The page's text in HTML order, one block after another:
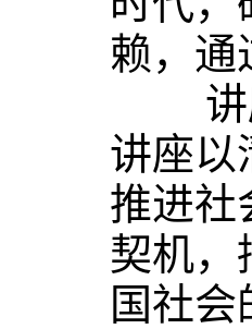
赖，通
讲座
讲座以
推进社
契机，
国社